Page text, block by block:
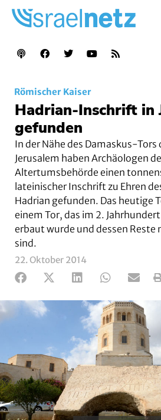
Römischer Kaiser
Hadrian-Inschrift in
gefunden
In der Nähe des Damaskus-
Jerusalem haben Archäologen
Altertumsbehörde einen
lateinischer Inschrift zu Ehren
Hadrian gefunden. Das heutige
einem Tor, das im 2.
erbaut wurde und dessen Reste
sind.
22. Oktober 2014